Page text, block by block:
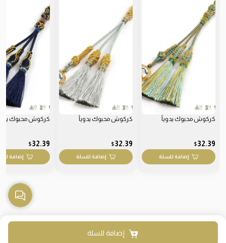
إضافة للسلة
كركوش محبوك يدوياً
32.39
$
إضافة للسلة
كركوش محبوك يدوياً
32.39
$
إضافة للسلة
كركوش محبوك
32.39
$
إضافة